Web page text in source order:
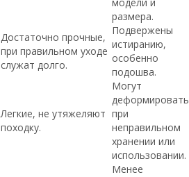
размера.
Достаточно прочные,
при правильном уходе
служат долго.
Подвержены
истиранию,
особенно
подошва.
Легкие, не утяжеляют
походку.
Могут
при
неправильном
хранении или
использовании.
Менее